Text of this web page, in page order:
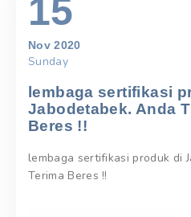
15
Nov 2020
Sunday
lembaga sertifikasi
Jabodetabek. Anda
Beres !!
lembaga sertifikasi produk di
Terima Beres !!